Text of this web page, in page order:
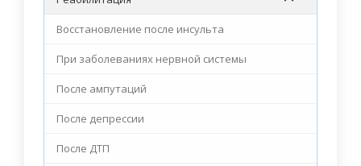
Восстановление после инсульта
При заболеваниях нервной системы
После ампутаций
После депрессии
После ДТП